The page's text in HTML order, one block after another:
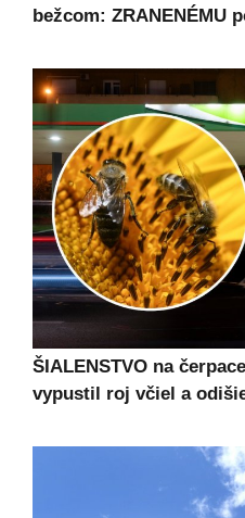
bežcom: ZRANENÉMU
ŠIALENSTVO na
vypustil roj včiel a